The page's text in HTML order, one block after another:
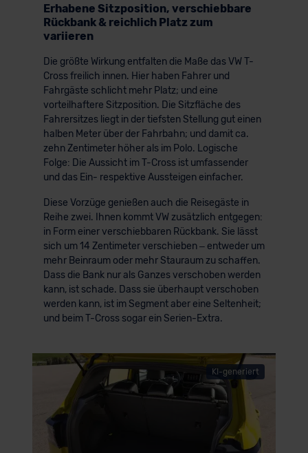
Erhabene Sitzposition, verschiebbare
Rückbank & reichlich Platz zum
variieren
Die größte Wirkung entfalten die Maße das VW T-
Cross freilich innen. Hier haben Fahrer und
Fahrgäste schlicht mehr Platz; und eine
vorteilhaftere Sitzposition. Die Sitzfläche des
Fahrersitzes liegt in der tiefsten Stellung gut einen
halben Meter über der Fahrbahn; und damit ca.
zehn Zentimeter höher als im Polo. Logische
Folge: Die Aussicht im T-Cross ist umfassender
und das Ein- respektive Aussteigen einfacher.
Diese Vorzüge genießen auch die Reisegäste in
Reihe zwei. Ihnen kommt VW zusätzlich entgegen:
in Form einer verschiebbaren Rückbank. Sie lässt
sich um 14 Zentimeter verschieben – entweder um
mehr Beinraum oder mehr Stauraum zu schaffen.
Dass die Bank nur als Ganzes verschoben werden
kann, ist schade. Dass sie überhaupt verschoben
werden kann, ist im Segment aber eine Seltenheit;
und beim T-Cross sogar ein Serien-Extra.
KI-generiert